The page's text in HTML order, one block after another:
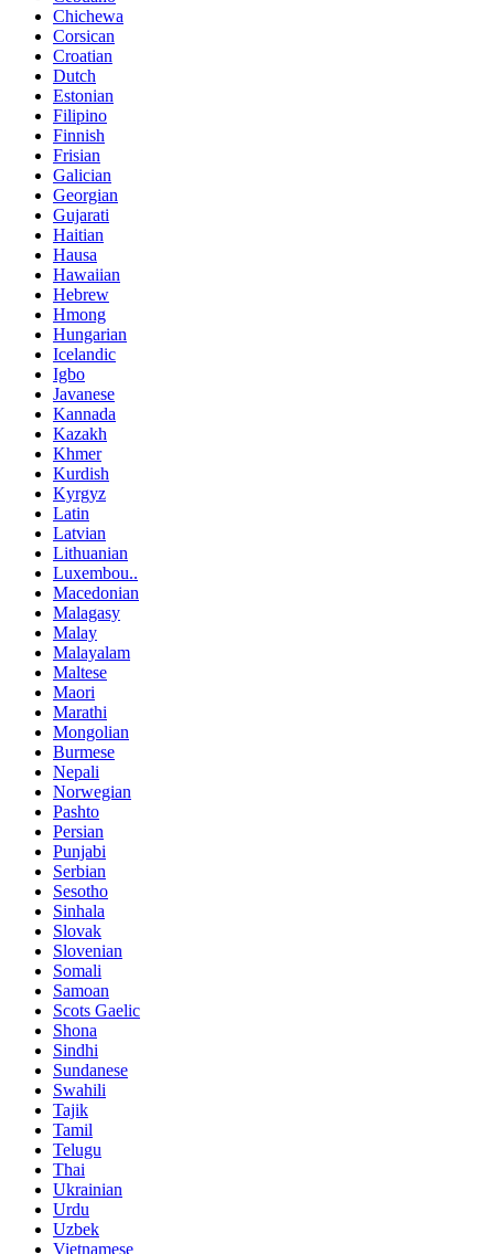
Chichewa
Corsican
Croatian
Dutch
Estonian
Filipino
Finnish
Frisian
Galician
Georgian
Gujarati
Haitian
Hausa
Hawaiian
Hebrew
Hmong
Hungarian
Icelandic
Igbo
Javanese
Kannada
Kazakh
Khmer
Kurdish
Kyrgyz
Latin
Latvian
Lithuanian
Luxembou..
Macedonian
Malagasy
Malay
Malayalam
Maltese
Maori
Marathi
Mongolian
Burmese
Nepali
Norwegian
Pashto
Persian
Punjabi
Serbian
Sesotho
Sinhala
Slovak
Slovenian
Somali
Samoan
Scots Gaelic
Shona
Sindhi
Sundanese
Swahili
Tajik
Tamil
Telugu
Thai
Ukrainian
Urdu
Uzbek
Vietnamese